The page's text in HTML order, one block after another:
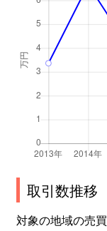
取引数推移
対象の地域の売